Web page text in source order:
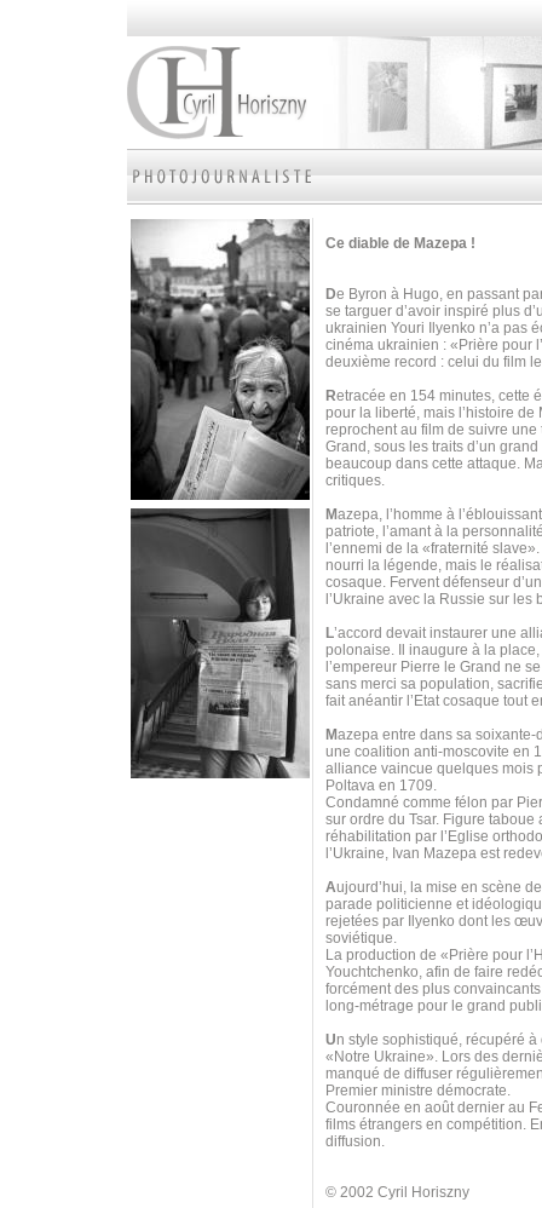
Ce diable de Mazepa !
De Byron à Hugo, en passant
se targuer d’avoir inspiré plus
ukrainien Youri Ilyenko n’a pas
cinéma ukrainien : «Prière pour
deuxième record : celui du film
Retracée en 154 minutes, cette
pour la liberté, mais l’histoire
reprochent au film de suivre
Grand, sous les traits d’un
beaucoup dans cette attaque.
critiques.
Mazepa, l’homme à
patriote, l’amant à la
l’ennemi de la «fraternité
nourri la légende, mais le
cosaque. Fervent défenseur
l’Ukraine avec la Russie sur
L’accord devait instaurer une
polonaise. Il inaugure à la
l’empereur Pierre le Grand ne
sans merci sa population,
fait anéantir l’Etat cosaque tout
Mazepa entre dans sa soixante-
une coalition anti-moscovite en
alliance vaincue quelques mois
Poltava en 1709.
Condamné comme félon par
sur ordre du Tsar. Figure
réhabilitation par l’Eglise
l’Ukraine, Ivan Mazepa est
Aujourd’hui, la mise en scène
parade politicienne et
rejetées par Ilyenko dont les
soviétique.
La production de «Prière pour
Youchtchenko, afin de faire
forcément des plus
long-métrage pour le grand
Un style sophistiqué, récupéré
«Notre Ukraine». Lors des
manqué de diffuser
Premier ministre démocrate.
Couronnée en août dernier au
films étrangers en compétition.
diffusion.
© 2002 Cyril Horiszny